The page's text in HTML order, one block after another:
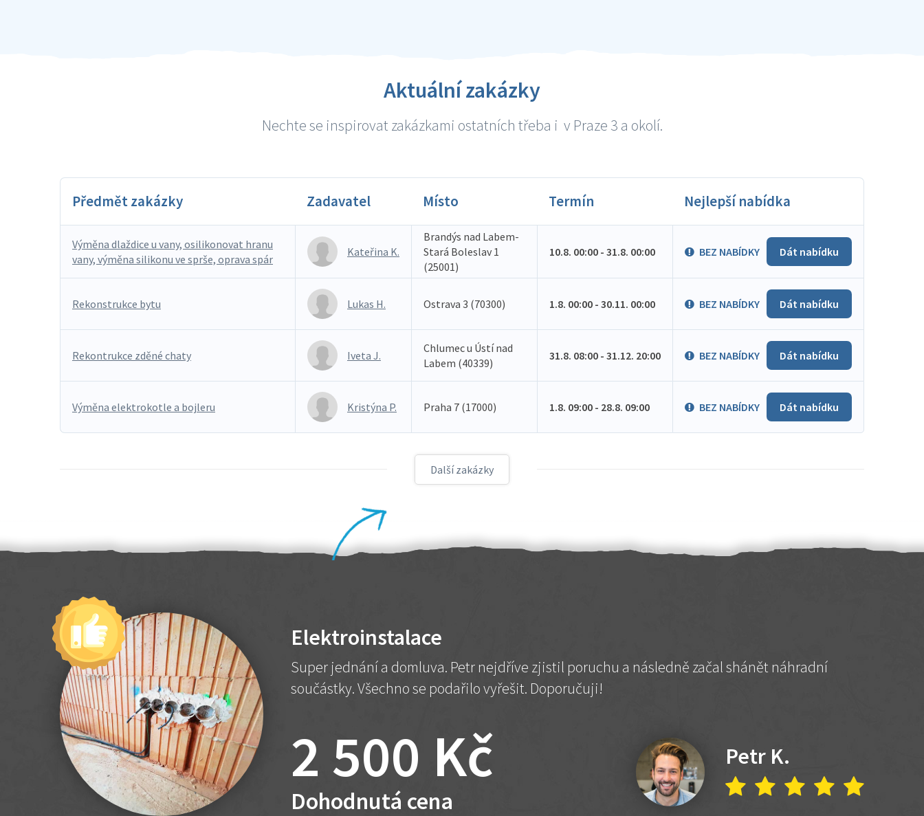
Aktuální zakázky
Nechte se inspirovat zakázkami ostatních třeba i v Praze 3 a okolí.
Předmět zakázky Zadavatel Místo Termín Nejlepší nabídka
Výměna dlaždice u vany, osilikonovat hranu
vany, výměna silikonu ve sprše, oprava spár
Kateřina K.
Brandýs nad Labem-
Stará Boleslav 1
(25001)
10.8. 00:00 - 31.8. 00:00 BEZ NABÍDKY Dát nabídku
Rekonstrukce bytu Lukas H. Ostrava 3 (70300) 1.8. 00:00 - 30.11. 00:00 BEZ NABÍDKY Dát nabídku
Rekontrukce zděné chaty Iveta J.
Chlumec u Ústí nad
Labem (40339)
31.8. 08:00 - 31.12. 20:00 BEZ NABÍDKY Dát nabídku
Výměna elektrokotle a bojleru Kristýna P. Praha 7 (17000) 1.8. 09:00 - 28.8. 09:00 BEZ NABÍDKY Dát nabídku
Další zakázky
Elektroinstalace
Super jednání a domluva. Petr nejdříve zjistil poruchu a následně začal shánět náhradní
součástky. Všechno se podařilo vyřešit. Doporučuji!
2 500 Kč
Dohodnutá cena
Petr K.